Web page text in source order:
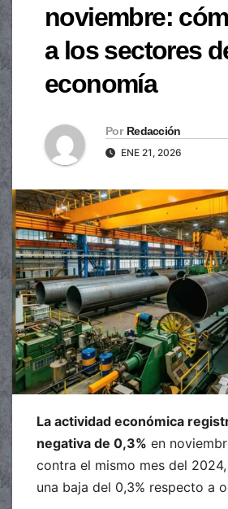
noviembre:
a los sectores
economía
Por Redacción
ENE 21, 2026
La actividad económica
negativa de 0,3% en
contra el mismo mes del
una baja del 0,3% respecto a